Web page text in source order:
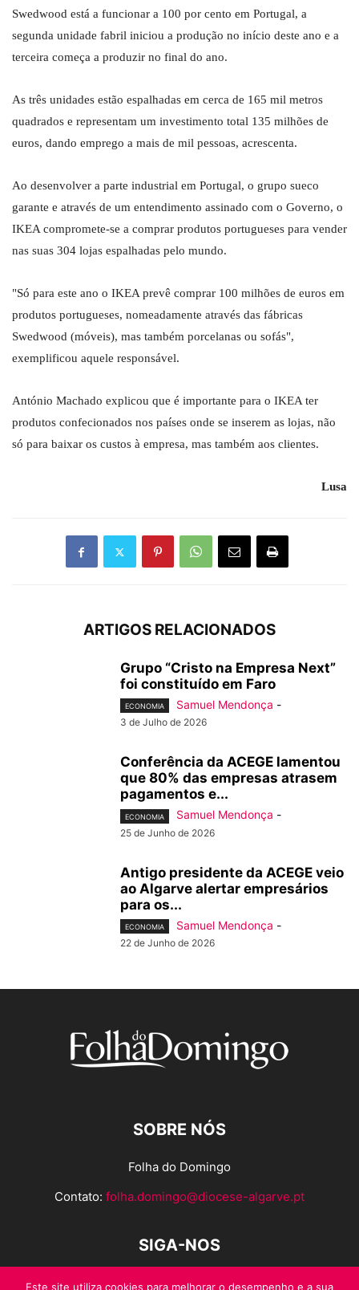
Swedwood está a funcionar a 100 por cento em Portugal, a
segunda unidade fabril iniciou a produção no início deste ano e a
terceira começa a produzir no final do ano.
As três unidades estão espalhadas em cerca de 165 mil metros
quadrados e representam um investimento total 135 milhões de
euros, dando emprego a mais de mil pessoas, acrescenta.
Ao desenvolver a parte industrial em Portugal, o grupo sueco
garante e através de um entendimento assinado com o Governo, o
IKEA compromete-se a comprar produtos portugueses para vender
nas suas 304 lojas espalhadas pelo mundo.
"Só para este ano o IKEA prevê comprar 100 milhões de euros em
produtos portugueses, nomeadamente através das fábricas
Swedwood (móveis), mas também porcelanas ou sofás",
exemplificou aquele responsável.
António Machado explicou que é importante para o IKEA ter
produtos confecionados nos países onde se inserem as lojas, não
só para baixar os custos à empresa, mas também aos clientes.
Lusa
ARTIGOS RELACIONADOS
Grupo “Cristo na Empresa Next”
foi constituído em Faro
ECONOMIA Samuel Mendonça -
3 de Julho de 2026
Conferência da ACEGE lamentou
que 80% das empresas atrasem
pagamentos e...
ECONOMIA Samuel Mendonça -
25 de Junho de 2026
Antigo presidente da ACEGE veio
ao Algarve alertar empresários
para os...
ECONOMIA Samuel Mendonça -
22 de Junho de 2026
SOBRE NÓS
Folha do Domingo
Contato: folha.domingo@diocese-algarve.pt
SIGA-NOS
Este site utiliza cookies para melhorar o desempenho e a sua